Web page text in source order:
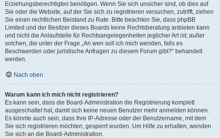
Erziehungsberechtigten benötigen. Wenn Sie sich unsicher sind, ob dies auf
Sie oder die Website, auf der Sie sich zu registrieren versuchen, zutrifft, ziehen
Sie einen rechtlichen Beistand zu Rate. Bitte beachten Sie, dass phpBB
Limited und der Besitzer dieses Boards keine Rechtsberatung anbieten kann
und nicht die Anlaufstelle für Rechtsangelegenheiten jeglicher Art ist; außer
solchen, die unter der Frage „An wen soll ich mich wenden, falls es
Beschwerden oder juristische Anfragen zu diesem Forum gibt?“ behandelt
werden.
Nach oben
Warum kann ich mich nicht registrieren?
Es kann sein, dass die Board-Administration die Registrierung komplett
ausgeschaltet hat, damit sich keine neuen Benutzer mehr anmelden können.
Es könnte auch sein, dass Ihre IP-Adresse oder der Benutzername, mit dem
Sie sich registrieren möchten, gesperrt wurden. Um Hilfe zu erhalten, wenden
Sie sich an die Board-Administration.